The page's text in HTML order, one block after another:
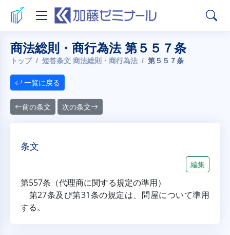
商法総則・商行為法 第５５７条
トップ 短答条文 商法総則・商行為法 第５５７条
一覧に戻る
前の条文 次の条文
条文
編集
第557条（代理商に関する規定の準用）
第27条及び第31条の規定は、問屋について準用
する。